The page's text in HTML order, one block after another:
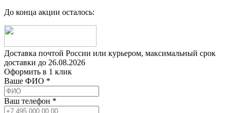
До конца акции осталось:
Доставка почтой России или курьером, максимальный срок
доставки до 26.08.2026
Оформить в 1 клик
Ваше ФИО *
Ваш телефон *